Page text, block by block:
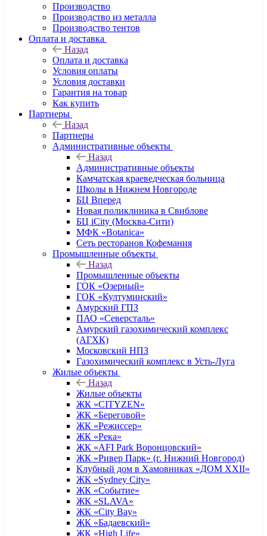
Производство
Производство из металла
Производство тентов
Оплата и доставка
Назад
Оплата и доставка
Условия оплаты
Условия доставки
Гарантия на товар
Как купить
Партнеры
Назад
Партнеры
Административные объекты
Назад
Административные объекты
Камчатская краеведческая больница
Школы в Нижнем Новгороде
БЦ Вперед
Новая поликлиника в Свиблове
БЦ iCity (Москва-Сити)
МФК «Botanica»
Сеть ресторанов Кофемания
Промышленные объекты
Назад
Промышленные объекты
ГОК «Озерный»
ГОК «Култуминский»
Амурский ГПЗ
ПАО «Северсталь»
Амурский газохимический комплекс
(АГХК)
Московский НПЗ
Газохимический комплекс в Усть-Луга
Жилые объекты
Назад
Жилые объекты
ЖК «CITYZEN»
ЖК «Береговой»
ЖК «Режиссер»
ЖК «Река»
ЖК «AFI Park Воронцовский»
ЖК «Ривер Парк» (г. Нижний Новгород)
Клубный дом в Хамовниках «ДОМ XXII»
ЖК «Sydney City»
ЖК «Событие»
ЖК «SLAVA»
ЖК «City Bay»
ЖК «Бадаевский»
ЖК «High Life»